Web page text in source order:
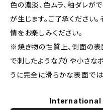
色の濃淡、色ムラ、釉ダレが
が生じます。ご了承ください
情をお楽しみください。
※焼き物の性質上、側面の表
で刺したような穴）や小さな
うに完全に滑らかな表面では
International